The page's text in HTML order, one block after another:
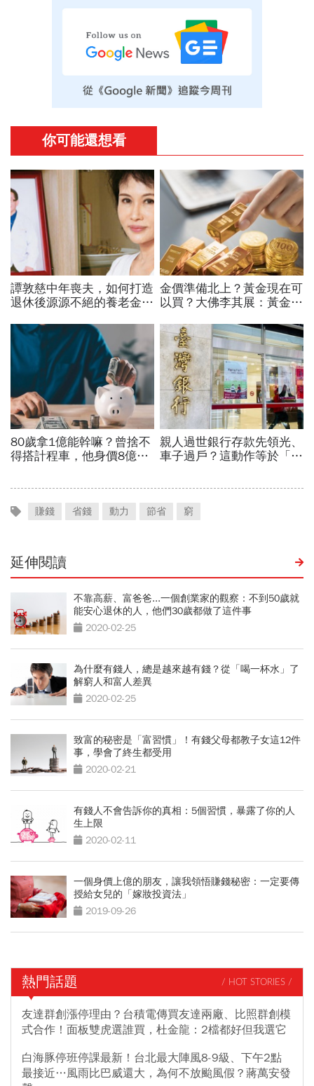
賺錢 省錢 動力 節省 窮
延伸閱讀
不靠高薪、富爸爸...一個創業家的觀察：不到50歲就
能安心退休的人，他們30歲都做了這件事
2020-02-25
為什麼有錢人，總是越來越有錢？從「喝一杯水」了
解窮人和富人差異
2020-02-25
致富的秘密是「富習慣」！有錢父母都教子女這12件
事，學會了終生都受用
2020-02-21
有錢人不會告訴你的真相：5個習慣，暴露了你的人
生上限
2020-02-11
一個身價上億的朋友，讓我領悟賺錢秘密：一定要傳
授給女兒的「嫁妝投資法」
2019-09-26
熱門話題 / HOT STORIES /
友達群創漲停理由？台積電傳買友達兩廠、比照群創模
式合作！面板雙虎選誰買，杜金龍：2檔都好但我選它
白海豚停班停課最新！台北最大陣風8-9級、下午2點
最接近…風雨比巴威還大，為何不放颱風假？蔣萬安發